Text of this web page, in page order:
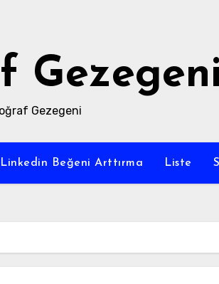
Gezegeni
Gezegeni
Linkedin Beğeni Arttırma Liste